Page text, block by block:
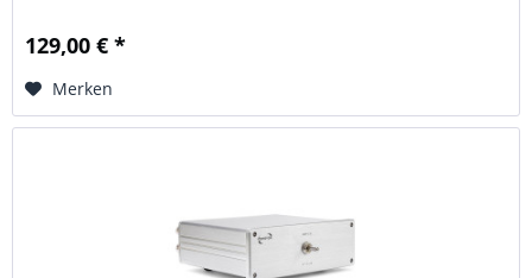
129,00 € *
Merken